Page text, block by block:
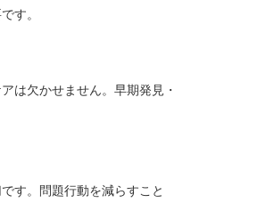
す。
は欠かせません。早期発見・
す。問題行動を減らすこと